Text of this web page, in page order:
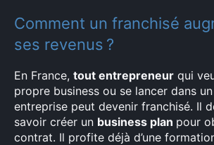
Comment un franchisé
ses revenus ?
En France, tout entrepreneur qui
propre business ou se lancer dans
entreprise peut devenir franchisé. Il
savoir créer un business plan pour
contrat. Il profite déjà d’une
Rechercher
: